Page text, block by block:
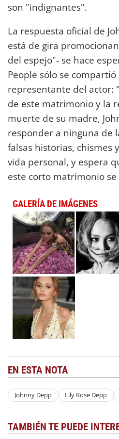
son "indignantes".
La respuesta oficial de
está de gira
del espejo"- se hace
People sólo se
representante del actor:
de este matrimonio y la
muerte de su madre,
responder a ninguna de
falsas historias, chismes
vida personal, y espera
este corto matrimonio
GALERÍA DE IMÁGENES
EN ESTA NOTA
Johnny Depp Lily Rose Depp
TAMBIÉN TE PUEDE